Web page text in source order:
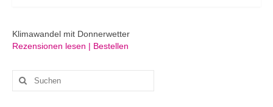
Klimawandel mit Donnerwetter
Rezensionen lesen | Bestellen
Suchen
nach: